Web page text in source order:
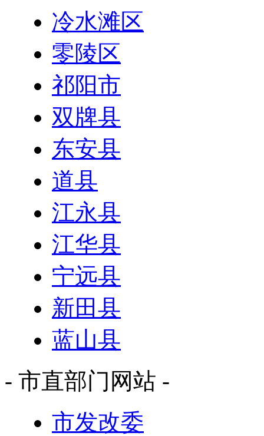
冷水滩区
零陵区
祁阳市
双牌县
东安县
道县
江永县
江华县
宁远县
新田县
蓝山县
- 市直部门网站 -
市发改委